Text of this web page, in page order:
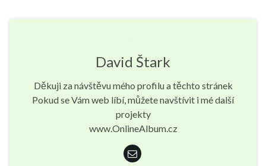
David Štark
Děkuji za návštěvu mého profilu a těchto stránek
Pokud se Vám web líbí, můžete navštívit i mé další
projekty
www.OnlineAlbum.cz